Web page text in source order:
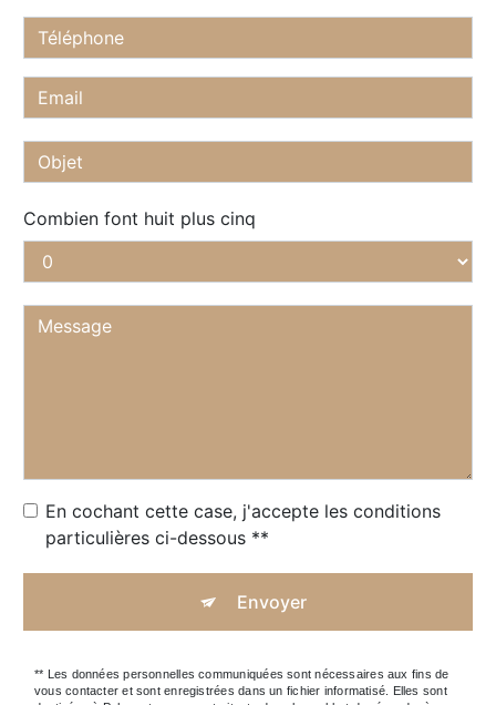
Combien font huit plus cinq
En cochant cette case, j'accepte les conditions
particulières ci-dessous **
Envoyer
** Les données personnelles communiquées sont nécessaires aux fins de
vous contacter et sont enregistrées dans un fichier informatisé. Elles sont